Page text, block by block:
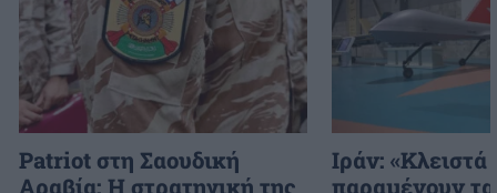
Patriot στη Σαουδική
Αραβία: Η στρατηγική της
Ιράν: «Κλειστά
παραμένουν